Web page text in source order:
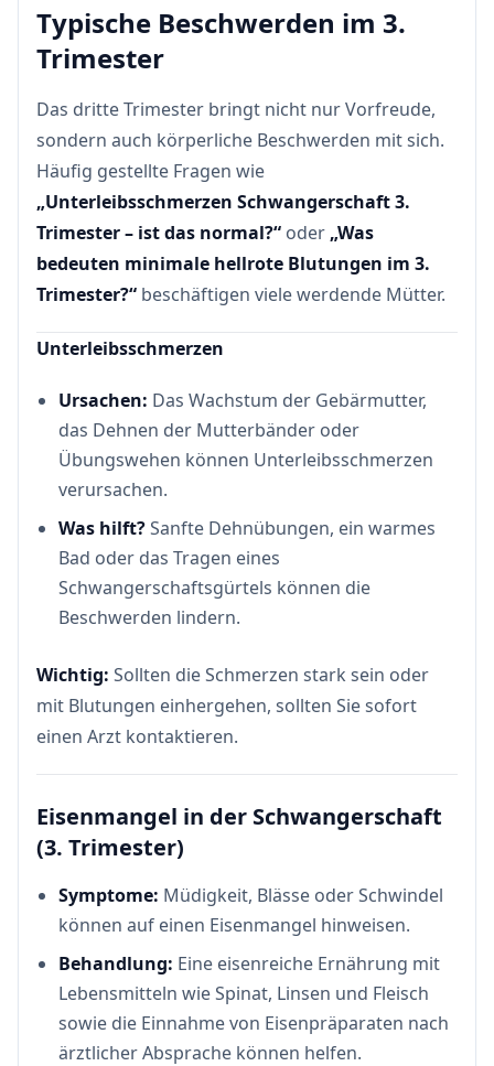
Typische Beschwerden im 3.
Trimester
Das dritte Trimester bringt nicht nur Vorfreude,
sondern auch körperliche Beschwerden mit sich.
Häufig gestellte Fragen wie
„Unterleibsschmerzen Schwangerschaft 3.
Trimester – ist das normal?“ oder „Was
bedeuten minimale hellrote Blutungen im 3.
Trimester?“ beschäftigen viele werdende Mütter.
Unterleibsschmerzen
Ursachen: Das Wachstum der Gebärmutter,
das Dehnen der Mutterbänder oder
Übungswehen können Unterleibsschmerzen
verursachen.
Was hilft?Sanfte Dehnübungen, ein warmes
Bad oder das Tragen eines
Schwangerschaftsgürtels können die
Beschwerden lindern.
Wichtig: Sollten die Schmerzen stark sein oder
mit Blutungen einhergehen, sollten Sie sofort
einen Arzt kontaktieren.
Eisenmangel in der Schwangerschaft
(3. Trimester)
Symptome: Müdigkeit, Blässe oder Schwindel
können auf einen Eisenmangel hinweisen.
Behandlung: Eine eisenreiche Ernährung mit
Lebensmitteln wie Spinat, Linsen und Fleisch
sowie die Einnahme von Eisenpräparaten nach
ärztlicher Absprache können helfen.